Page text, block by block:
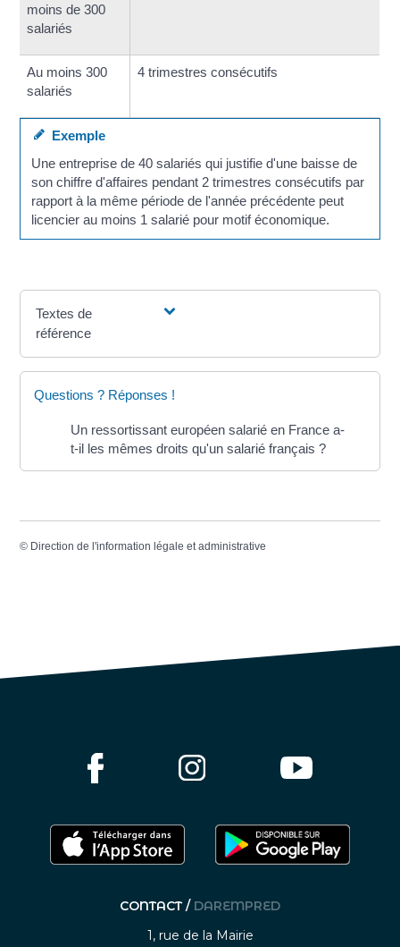
moins de 300
salariés
Au moins 300
salariés
4 trimestres consécutifs
Exemple
Une entreprise de 40 salariés qui justifie d'une baisse de
son chiffre d'affaires pendant 2 trimestres consécutifs par
rapport à la même période de l'année précédente peut
licencier au moins 1 salarié pour motif économique.
Textes de
référence
Questions ? Réponses !
Un ressortissant européen salarié en France a-
t-il les mêmes droits qu'un salarié français ?
© Direction de l'information légale et administrative
CONTACT / DAREMPRED
1, rue de la Mairie